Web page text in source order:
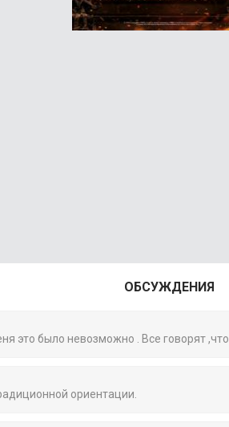
ОБСУЖДЕНИЯ
это было невозможно . Все говорят ,что
ориентации.